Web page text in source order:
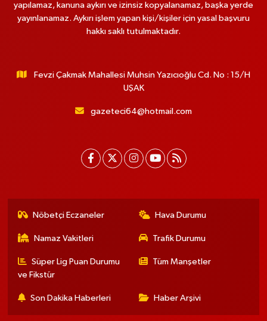
yapılamaz, kanuna aykırı ve izinsiz kopyalanamaz, başka yerde
yayınlanamaz. Aykırı işlem yapan kişi/kişiler için yasal başvuru
hakkı saklı tutulmaktadır.
Fevzi Çakmak Mahallesi Muhsin Yazıcıoğlu Cd. No : 15/H
UŞAK
gazeteci64@hotmail.com
Nöbetçi Eczaneler Hava Durumu
Namaz Vakitleri Trafik Durumu
Süper Lig Puan Durumu
ve Fikstür
Tüm Manşetler
Son Dakika Haberleri Haber Arşivi